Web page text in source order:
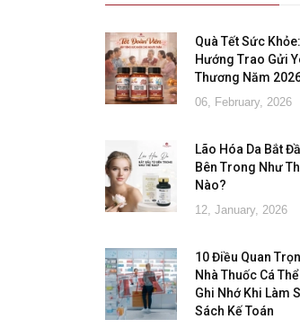
Quà Tết Sức
Hướng Trao Gửi
Thương Năm
06, February, 2026
Lão Hóa Da Bắt
Bên Trong Như
Nào?
12, January, 2026
10 Điều Quan
Nhà Thuốc Cá
Ghi Nhớ Khi Làm
Sách Kế Toán